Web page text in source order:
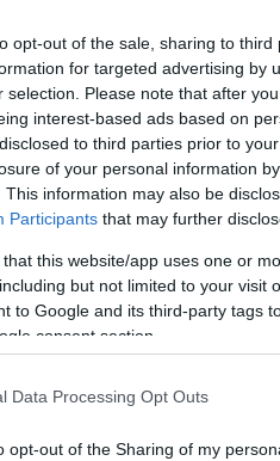
opt-out of the sale, sharing to
for targeted advertising by
selection. Please note that after
interest-based ads based on
to third parties prior to
of your personal information
This information may also be
Participants that may further
that this website/app uses one or
but not limited to your visit
to Google and its third-party tags
consent section.
Data Processing Opt Outs
opt-out of the Sharing of my